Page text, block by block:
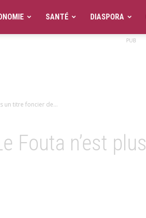
SANTÉ DIASPORA
PUB
un titre foncier de...
Fouta n’est